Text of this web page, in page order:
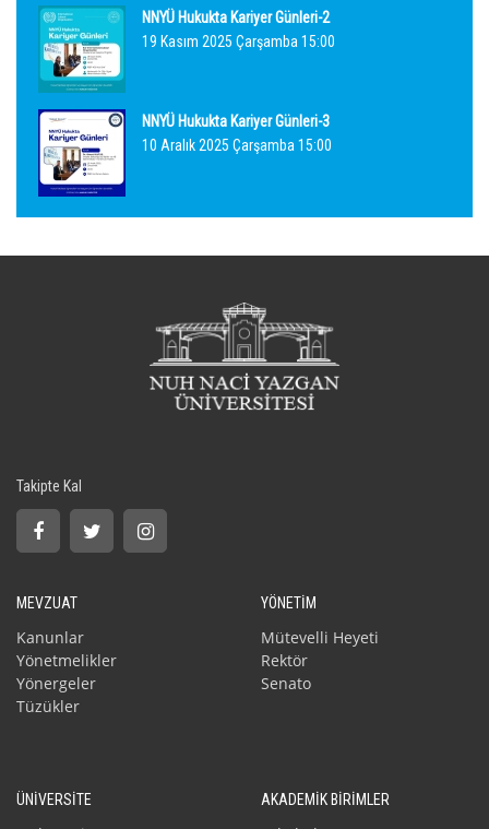
NNYÜ Hukukta Kariyer Günleri-2
19 Kasım 2025 Çarşamba 15:00
NNYÜ Hukukta Kariyer Günleri-3
10 Aralık 2025 Çarşamba 15:00
Takipte Kal
MEVZUAT
Kanunlar
Yönetmelikler
Yönergeler
Tüzükler
YÖNETİM
Mütevelli Heyeti
Rektör
Senato
ÜNİVERSİTE AKADEMİK BİRİMLER